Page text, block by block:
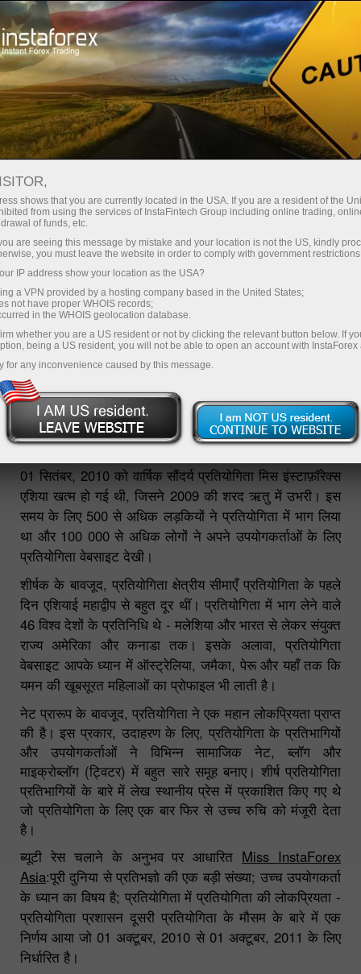
अभियान प्रतियोगिता
मिस इंस्टा एशिया 2010 सौंदर्य प्रतियोगिता
मिस इंस्टा एशिया 2010 सौंदर्य
प्रतियोगिता
ट्रेडिंग खाता खोलें
डेमो खाता खोलें
मिस इंस्टा एशिया 2010 की प्रतियोगिता के
परिणाम
01 सितंबर, 2010 को वार्षिक सौंदर्य प्रतियोगिता मिस इंस्टाफ़ॉरेक्स
एशिया खत्म हो गई थी, जिसने 2009 की शरद ऋतु में उभरी। इस
समय के लिए 500 से अधिक लड़कियों ने प्रतियोगिता में भाग लिया
था और 100 000 से अधिक लोगों ने अपने उपयोगकर्ताओं के लिए
प्रतियोगिता वेबसाइट देखी।
शीर्षक के बावजूद, प्रतियोगिता क्षेत्रीय सीमाएँ प्रतियोगिता के पहले
दिन एशियाई महाद्वीप से बहुत दूर थीं। प्रतियोगिता में भाग लेने वाले
46 विश्व देशों के प्रतिनिधि थे - मलेशिया और भारत से लेकर संयुक्त
राज्य अमेरिका और कनाडा तक। इसके अलावा, प्रतियोगिता
वेबसाइट आपके ध्यान में ऑस्ट्रेलिया, जमैका, पेरू और यहाँ तक ​​कि
यमन की खूबसूरत महिलाओं का प्रोफाइल भी लाती है।
नेट प्रारूप के बावजूद, प्रतियोगिता ने एक महान लोकप्रियता प्राप्त
की है। इस प्रकार, उदाहरण के लिए, प्रतियोगिता के प्रतिभागियों
और उपयोगकर्ताओं ने विभिन्न सामाजिक नेट, ब्लॉग और
माइक्रोब्लॉग (ट्विटर) में बहुत सारे समूह बनाए। शीर्ष प्रतियोगिता
प्रतिभागियों के बारे में लेख स्थानीय प्रेस में प्रकाशित किए गए थे
जो प्रतियोगिता के लिए एक बार फिर से उच्च रुचि को मंजूरी देता
है।
ब्यूटी रेस चलाने के अनुभव पर आधारित Miss InstaForex
Asia:पूरी दुनिया से प्रतिभज्ञो की एक बड़ी संख्या; उच्च उपयोगकर्ता
के ध्यान का विषय है; प्रतियोगिता में प्रतियोगिता की लोकप्रियता -
प्रतियोगिता प्रशासन दूसरी प्रतियोगिता के मौसम के बारे में एक
निर्णय आया जो 01 अक्टूबर, 2010 से 01 अक्टूबर, 2011 के लिए
निर्धारित है।
shows that you are currently located in the USA. If you are a resident of the
from using the services of InstaFintech Group including online trading,
of funds, etc.
are seeing this message by mistake and your location is not the US, kindly
you must leave the website in order to comply with government
IP address show your location as the USA?
a VPN provided by a hosting company based in the United States;
not have proper WHOIS records;
in the WHOIS geolocation database.
whether you are a US resident or not by clicking the relevant button below. If
being a US resident, you will not be able to open an account with InstaForex
for any inconvenience caused by this message.